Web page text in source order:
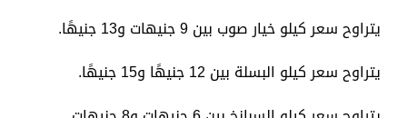
يتراوح سعر كيلو خيار صوب بين 9 جنيهات و13 جنيهًا.
يتراوح سعر كيلو البسلة بين 12 جنيهًا و15 جنيهًا.